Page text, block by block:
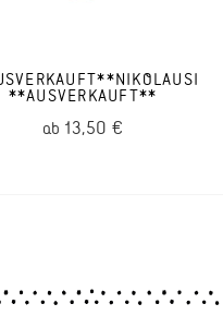
**AUSVERKAUFT**
ab 13,50 €